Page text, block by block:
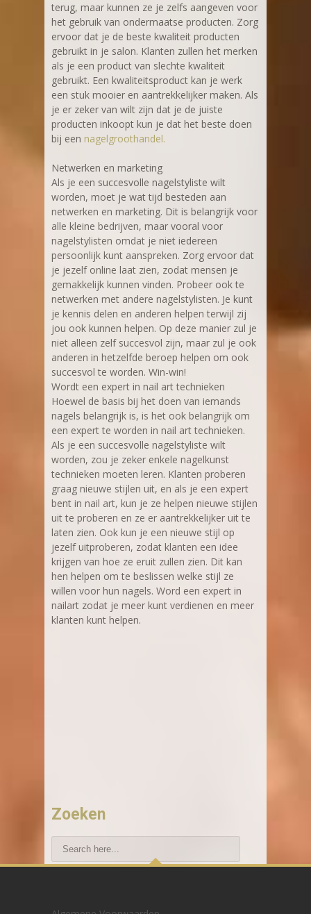
terug, maar kunnen ze je zelfs aangeven voor
het gebruik van ondermaatse producten. Zorg
ervoor dat je de beste kwaliteit producten
gebruikt in je salon. Klanten zullen het merken
als je een product van slechte kwaliteit
gebruikt. Een kwaliteitsproduct kan je werk
een stuk mooier en aantrekkelijker maken. Als
je er zeker van wilt zijn dat je de juiste
producten inkoopt kun je dat het beste doen
bij een nagelgroothandel.
Netwerken en marketing
Als je een succesvolle nagelstyliste wilt
worden, moet je wat tijd besteden aan
netwerken en marketing. Dit is belangrijk voor
alle kleine bedrijven, maar vooral voor
nagelstylisten omdat je niet iedereen
persoonlijk kunt aanspreken. Zorg ervoor dat
je jezelf online laat zien, zodat mensen je
gemakkelijk kunnen vinden. Probeer ook te
netwerken met andere nagelstylisten. Je kunt
je kennis delen en anderen helpen terwijl zij
jou ook kunnen helpen. Op deze manier zul je
niet alleen zelf succesvol zijn, maar zul je ook
anderen in hetzelfde beroep helpen om ook
succesvol te worden. Win-win!
Wordt een expert in nail art technieken
Hoewel de basis bij het doen van iemands
nagels belangrijk is, is het ook belangrijk om
een expert te worden in nail art technieken.
Als je een succesvolle nagelstyliste wilt
worden, zou je zeker enkele nagelkunst
technieken moeten leren. Klanten proberen
graag nieuwe stijlen uit, en als je een expert
bent in nail art, kun je ze helpen nieuwe stijlen
uit te proberen en ze er aantrekkelijker uit te
laten zien. Ook kun je een nieuwe stijl op
jezelf uitproberen, zodat klanten een idee
krijgen van hoe ze eruit zullen zien. Dit kan
hen helpen om te beslissen welke stijl ze
willen voor hun nagels. Word een expert in
nailart zodat je meer kunt verdienen en meer
klanten kunt helpen.
Zoeken